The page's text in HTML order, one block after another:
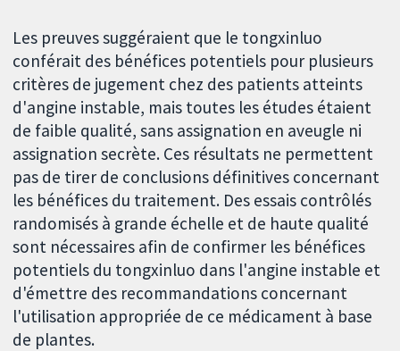
Les preuves suggéraient que le tongxinluo
conférait des bénéfices potentiels pour plusieurs
critères de jugement chez des patients atteints
d'angine instable, mais toutes les études étaient
de faible qualité, sans assignation en aveugle ni
assignation secrète. Ces résultats ne permettent
pas de tirer de conclusions définitives concernant
les bénéfices du traitement. Des essais contrôlés
randomisés à grande échelle et de haute qualité
sont nécessaires afin de confirmer les bénéfices
potentiels du tongxinluo dans l'angine instable et
d'émettre des recommandations concernant
l'utilisation appropriée de ce médicament à base
de plantes.